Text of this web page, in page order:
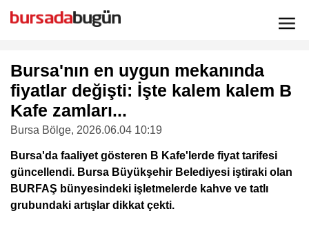
Bursa'nın en uygun mekanında
fiyatlar değişti: İşte kalem kalem B
Kafe zamları...
Bursa Bölge, 2026.06.04 10:19
Bursa'da faaliyet gösteren B Kafe'lerde fiyat tarifesi
güncellendi. Bursa Büyükşehir Belediyesi iştiraki olan
BURFAŞ bünyesindeki işletmelerde kahve ve tatlı
grubundaki artışlar dikkat çekti.